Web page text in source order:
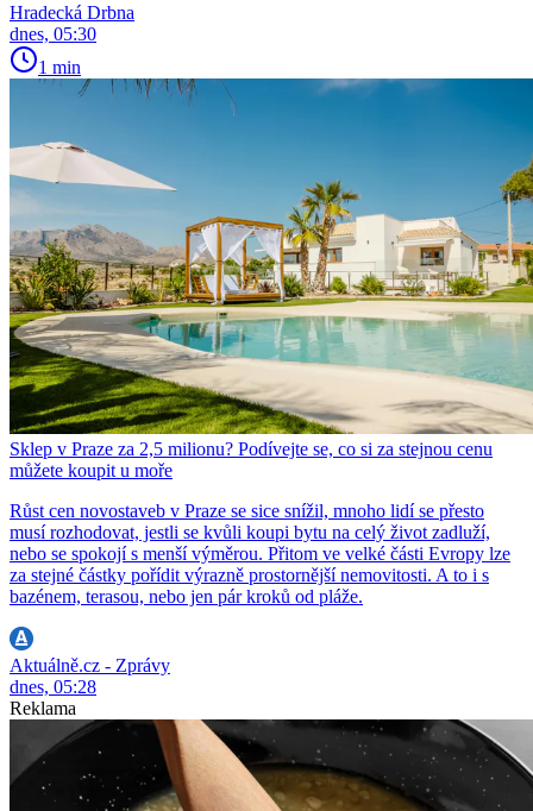
Hradecká Drbna
dnes, 05:30
1 min
Sklep v Praze za 2,5 milionu? Podívejte se, co si za stejnou cenu
můžete koupit u moře
Růst cen novostaveb v Praze se sice snížil, mnoho lidí se přesto
musí rozhodovat, jestli se kvůli koupi bytu na celý život zadluží,
nebo se spokojí s menší výměrou. Přitom ve velké části Evropy lze
za stejné částky pořídit výrazně prostornější nemovitosti. A to i s
bazénem, terasou, nebo jen pár kroků od pláže.
Aktuálně.cz - Zprávy
dnes, 05:28
Reklama